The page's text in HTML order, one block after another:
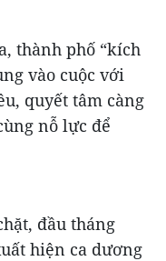
thành phố “kích
vào cuộc với
quyết tâm càng
nỗ lực để
đầu tháng
hiện ca dương